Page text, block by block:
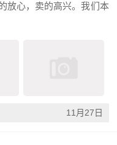
放心，卖的高兴。我们本
11月27日